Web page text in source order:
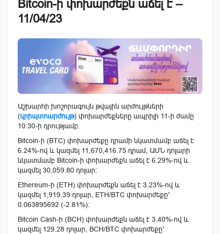
Bitcoin-ի փոխարժեքն աճել է –
11/04/23
Աշխարհի խոշորագույն թվային արժույթների
(կրիպտոարժույթ) փոխարժեքները ապրիլի 11-ի ժամը
10:30-ի դրությամբ.
Bitcoin-ի (BTC) փոխարժեքը դրամի նկատմամբ աճել է
6.24%-ով և կազմել 11,670,416.75 դրամ, ԱՄՆ դոլարի
նկատմամբ Bitcoin-ի փոխարժեքն աճել է 6.29%-ով և
կազմել 30,059.80 դոլար:
Ethereum-ի (ETH) փոխարժեքն աճել է 3.23%-ով և
կազմել 1,919.39 դոլար, ETH/BTC փոխարժեքը՝
0.063895692 (-2.81%):
Bitcoin Cash-ի (BCH) փոխարժեքն աճել է 3.40%-ով և
կազմել 129.28 դոլար, BCH/BTC փոխարժեքը՝